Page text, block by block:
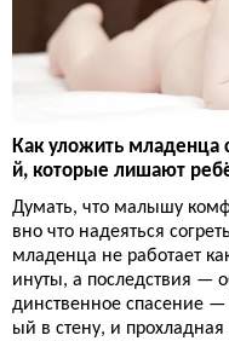
Как уложить младенца
й, которые лишают
Думать, что малышу
вно что надеяться
младенца не работает
инуты, а последствия —
динственное спасение —
ый в стену, и